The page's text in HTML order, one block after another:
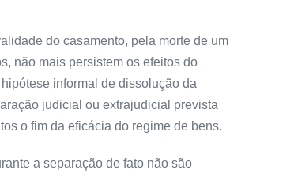
do casamento, pela morte de um
não mais persistem os efeitos do
informal de dissolução da
judicial ou extrajudicial prevista
o fim da eficácia do regime de bens.
a separação de fato não são